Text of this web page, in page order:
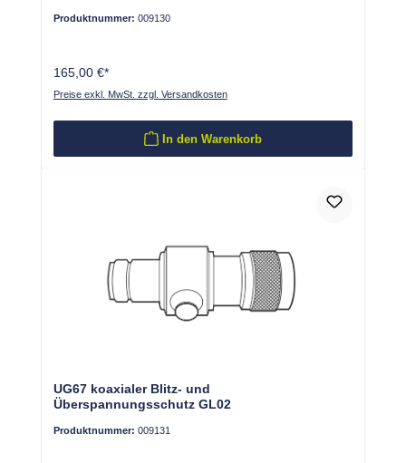
Produktnummer: 009130
165,00 €*
Preise exkl. MwSt. zzgl. Versandkosten
In den Warenkorb
UG67 koaxialer Blitz- und
Überspannungsschutz GL02
Produktnummer: 009131